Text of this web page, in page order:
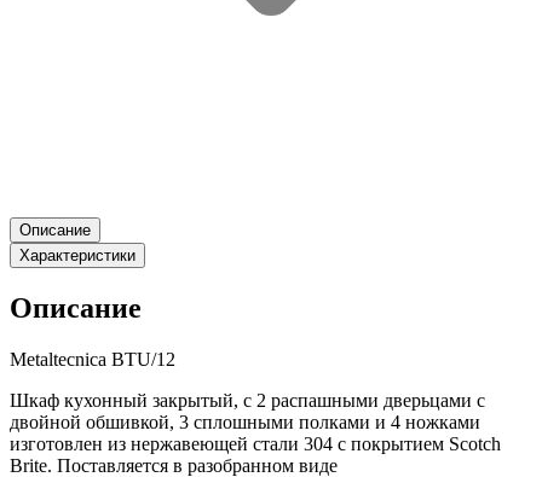
Описание
Характеристики
Описание
Metaltecnica BTU/12
Шкаф кухонный закрытый, с 2 распашными дверьцами с
двойной обшивкой, 3 сплошными полками и 4 ножками
изготовлен из нержавеющей стали 304 с покрытием Scotch
Brite. Поставляется в разобранном виде